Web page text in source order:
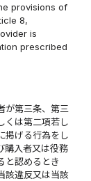
provisions of
8,
is
prescribed
が第三条、第三
くは第二項若し
掲げる行為をし
購入者又は役務
と認めるとき
該違反又は当該